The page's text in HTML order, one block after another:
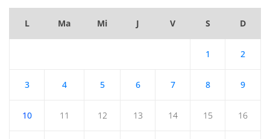
L Ma Mi J V S D
1 2
3 4 5 6 7 8 9
10 11 12 13 14 15 16